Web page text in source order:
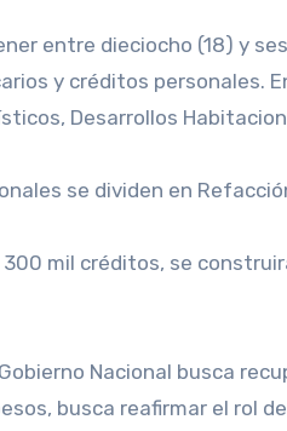
entre dieciocho (18) y
y créditos personales.
Desarrollos
se dividen en
mil créditos, se
Nacional busca
busca reafirmar el rol